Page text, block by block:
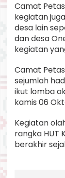
Camat
kegiatan
desa lain
dan desa
kegiatan
Camat
sejumlah
ikut lomba
kamis 06
Kegiatan
rangka HUT
berakhir